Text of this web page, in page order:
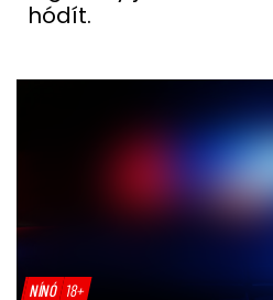
hódít.
NÍNÓ 18+